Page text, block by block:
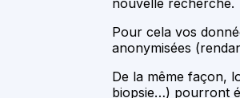
Pour cela vos
anonymisées
De la même façon,
biopsie…) pourront